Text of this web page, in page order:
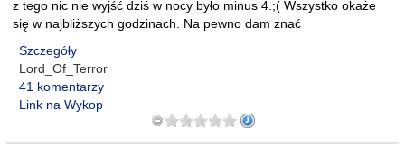
z tego nic nie wyjść dziś w nocy było minus 4.;( Wszystko okaże
się w najbliższych godzinach. Na pewno dam znać
Szczegóły
Lord_Of_Terror
41 komentarzy
Link na Wykop